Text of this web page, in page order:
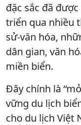
đặc sắc đã
triển qua nhiều
sử-văn hóa,
dân gian, văn
miền biển.
Đây chính là
vững du lịch
cho du lịch Việt